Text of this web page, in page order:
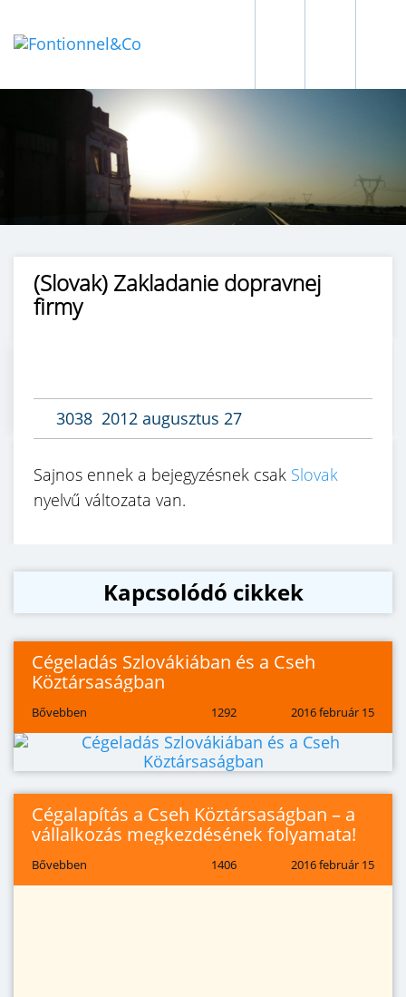
(Slovak) Zakladanie dopravnej
firmy
3038 2012 augusztus 27
Sajnos ennek a bejegyzésnek csak Slovak
nyelvű változata van.
Kapcsolódó cikkek
Cégeladás Szlovákiában és a Cseh
Köztársaságban
Bővebben 1292 2016 február 15
Cégalapítás a Cseh Köztársaságban – a
vállalkozás megkezdésének folyamata!
Bővebben 1406 2016 február 15